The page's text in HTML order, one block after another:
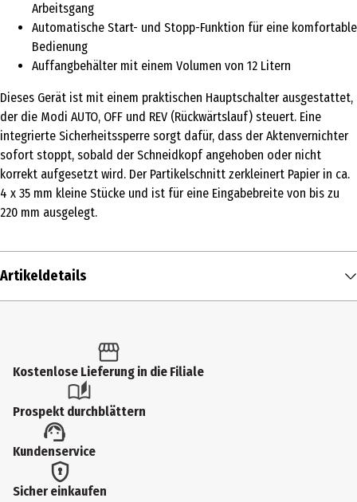
Arbeitsgang
Automatische Start- und Stopp-Funktion für eine komfortable
Bedienung
Auffangbehälter mit einem Volumen von 12 Litern
Dieses Gerät ist mit einem praktischen Hauptschalter ausgestattet,
der die Modi AUTO, OFF und REV (Rückwärtslauf) steuert. Eine
integrierte Sicherheitssperre sorgt dafür, dass der Aktenvernichter
sofort stoppt, sobald der Schneidkopf angehoben oder nicht
korrekt aufgesetzt wird. Der Partikelschnitt zerkleinert Papier in ca.
4 x 35 mm kleine Stücke und ist für eine Eingabebreite von bis zu
220 mm ausgelegt.
Artikeldetails
Produkttyp
Aktenvernichter
Kostenlose Lieferung in die Filiale
Prospekt durchblättern
Kundenservice
Sicher einkaufen